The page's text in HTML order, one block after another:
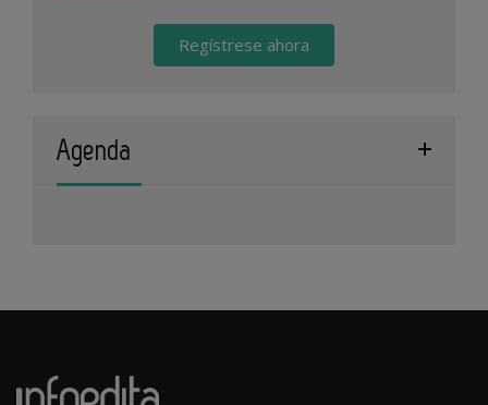
Regístrese ahora
Agenda